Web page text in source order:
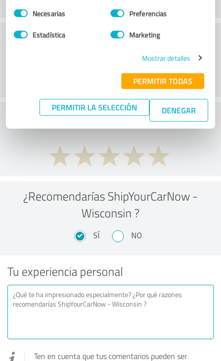
Selección
de
Necesarias Preferencias
Estadística Marketing
Mostrar detalles
PERMITIR TODAS
PERMITIR LA SELECCIÓN DENEGAR
Servicio de atención al cliente
¿Qué te parece la relación calidad-precio?
¿Recomendarías ShipYourCarNow -
Wisconsin ?
SÍ NO
Tu experiencia personal
Ten en cuenta que tus comentarios pueden ser